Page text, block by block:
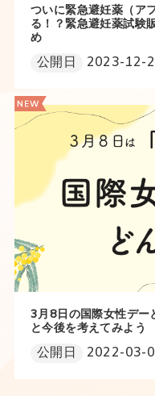
ついに緊急避妊薬（ア
る！？緊急避妊薬試験
め
公開日 2023-12-
3月8日の国際女性デー
と今後を考えてみよう
公開日 2022-03-